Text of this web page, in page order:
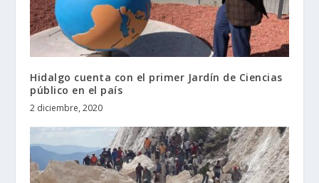
Hidalgo cuenta con el primer Jardín de Ciencias
público en el país
2 diciembre, 2020